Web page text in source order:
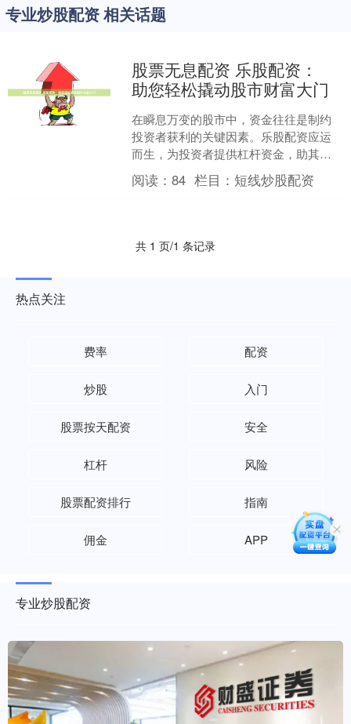
专业炒股配资 相关话题
股票无息配资 乐股配资：
助您轻松撬动股市财富大门
在瞬息万变的股市中，资金往往是制约
投资者获利的关键因素。乐股配资应运
而生，为投资者提供杠杆资金，助其撬
动股市财富大门。 3. 使用技术分析工
具：熟练掌握和使用技....
阅读：84 栏目： 短线炒股配资
共 1 页/1 条记录
热点关注
费率 配资
炒股 入门
股票按天配资 安全
杠杆 风险
股票配资排行 指南
佣金 APP
专业炒股配资